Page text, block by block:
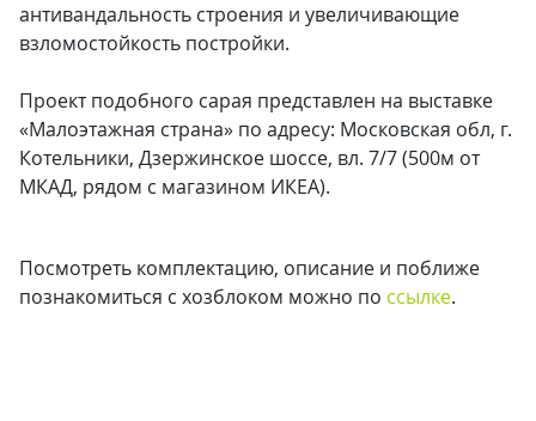
антивандальность строения и увеличивающие
взломостойкость постройки.
Проект подобного сарая представлен на выставке
«Малоэтажная страна» по адресу: Московская обл, г.
Котельники, Дзержинское шоссе, вл. 7/7 (500м от
МКАД, рядом с магазином ИКЕА).
Посмотреть комплектацию, описание и поближе
познакомиться с хозблоком можно по ссылке.